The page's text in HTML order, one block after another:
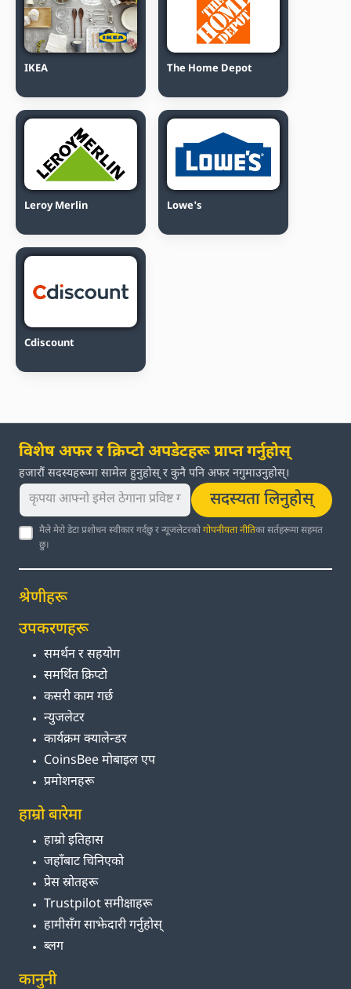
IKEA The Home Depot
Leroy Merlin Lowe's
Cdiscount
विशेष अफर र क्रिप्टो अपडेटहरू प्राप्त गर्नुहोस्
हजारौं सदस्यहरूमा सामेल हुनुहोस् र कुनै पनि अफर नगुमाउनुहोस्।
सदस्यता लिनुहोस्
मैले मेरो डेटा प्रशोधन स्वीकार गर्दछु र न्यूजलेटरकोगोपनीयता नीतिका सर्तहरूमा सहमत
छु।
श्रेणीहरू
उपकरणहरू
समर्थन र सहयोग
समर्थित क्रिप्टो
कसरी काम गर्छ
न्युजलेटर
कार्यक्रम क्यालेन्डर
CoinsBee मोबाइल एप
प्रमोशनहरू
हाम्रो बारेमा
हाम्रो इतिहास
जहाँबाट चिनिएको
प्रेस स्रोतहरू
Trustpilot समीक्षाहरू
हामीसँग साझेदारी गर्नुहोस्
ब्लग
कानुनी